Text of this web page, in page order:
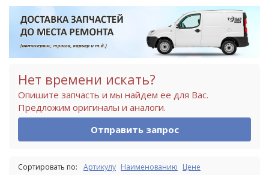
Нет времени искать?
Опишите запчасть и мы найдем ее для Вас.
Предложим оригиналы и аналоги.
Отправить запрос
Сортировать по: Артикулу Наименованию Цене